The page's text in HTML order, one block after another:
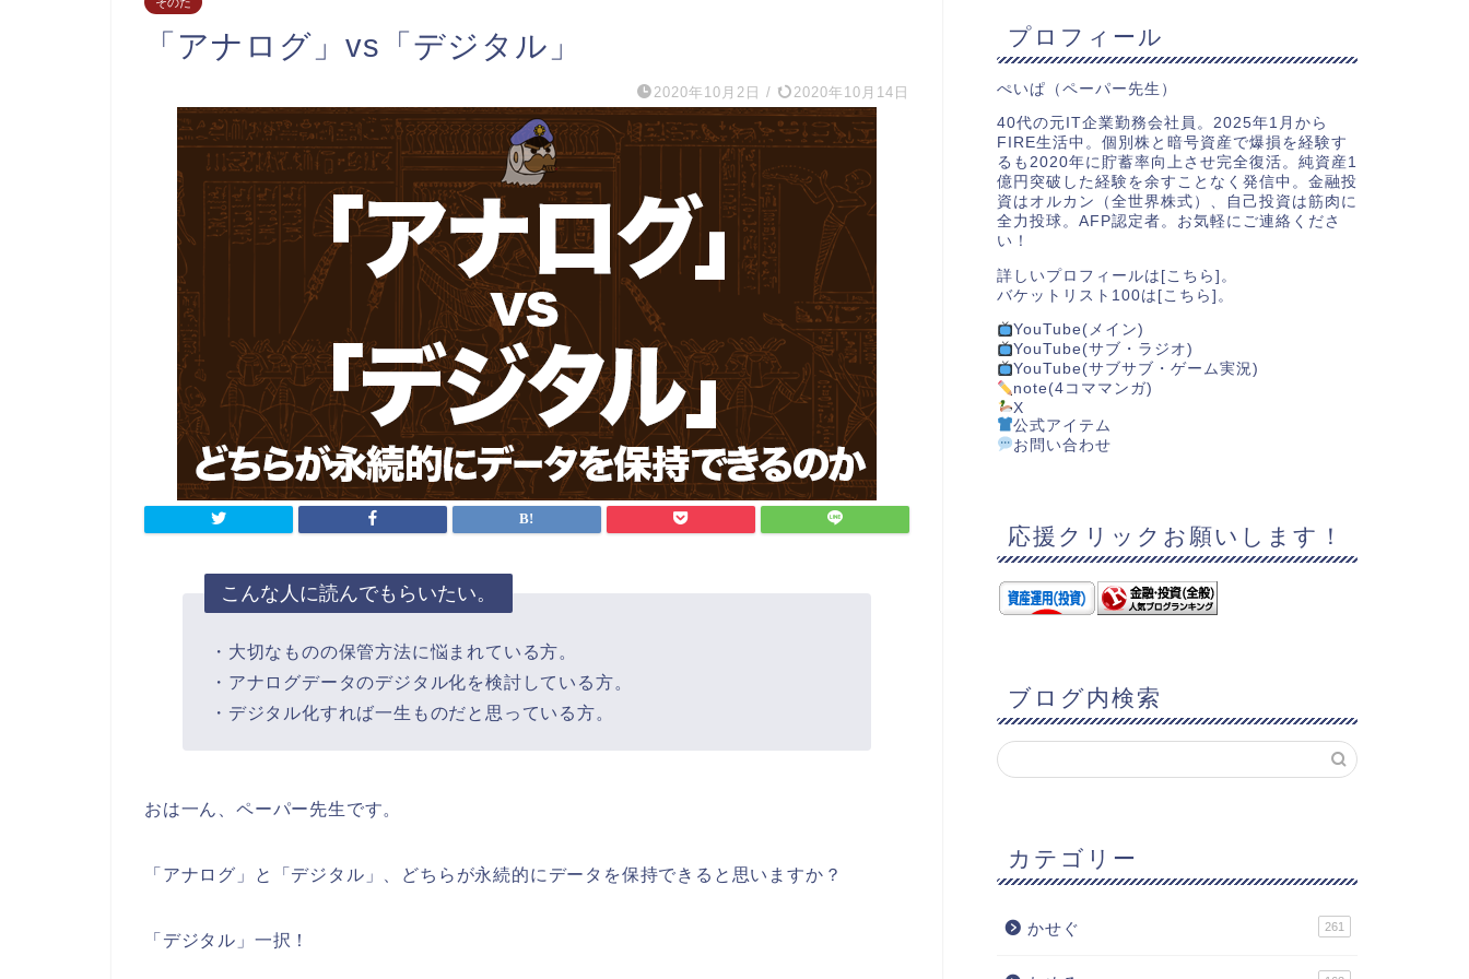
「アナログ」vs「デジタル」
2020年10月2日 / 2020年10月14日
こんな人に読んでもらいたい。
・大切なものの保管方法に悩まれている方。
・アナログデータのデジタル化を検討している方。
・デジタル化すれば一生ものだと思っている方。
おは一ん、ペーパー先生です。
「アナログ」と「デジタル」、どちらが永続的にデータを保持できると思いますか？
「デジタル」一択！
プロフィール
ぺいぱ（ペーパー先生）
40代の元IT企業勤務会社員。2025年1月から
FIRE生活中。個別株と暗号資産で爆損を経験す
るも2020年に貯蓄率向上させ完全復活。純資産1
億円突破した経験を余すことなく発信中。金融投
資はオルカン（全世界株式）、自己投資は筋肉に
全力投球。AFP認定者。お気軽にご連絡くださ
い！
詳しいプロフィールは[ こちら ]。
バケットリスト100は[ こちら ]。
YouTube(メイン)
YouTube(サブ・ラジオ)
YouTube(サブサブ・ゲーム実況)
note(4コママンガ)
X
公式アイテム
お問い合わせ
応援クリックお願いします！
ブログ内検索
カテゴリー
かせぐ 261